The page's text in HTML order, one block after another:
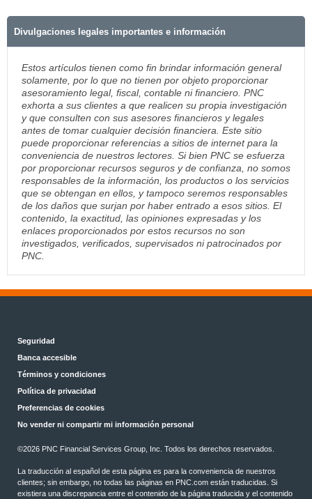
Divulgaciones legales importantes e información
Estos artículos tienen como fin brindar información general
solamente, por lo que no tienen por objeto proporcionar
asesoramiento legal, fiscal, contable ni financiero. PNC
exhorta a sus clientes a que realicen su propia investigación
y que consulten con sus asesores financieros y legales
antes de tomar cualquier decisión financiera. Este sitio
puede proporcionar referencias a sitios de internet para la
conveniencia de nuestros lectores. Si bien PNC se esfuerza
por proporcionar recursos seguros y de confianza, no somos
responsables de la información, los productos o los servicios
que se obtengan en ellos, y tampoco seremos responsables
de los daños que surjan por haber entrado a esos sitios. El
contenido, la exactitud, las opiniones expresadas y los
enlaces proporcionados por estos recursos no son
investigados, verificados, supervisados ni patrocinados por
PNC.
Seguridad
Banca accesible
Términos y condiciones
Política de privacidad
Preferencias de cookies
No vender ni compartir mi información personal
©2026 PNC Financial Services Group, Inc. Todos los derechos reservados.
La traducción al español de esta página es para la conveniencia de nuestros
clientes; sin embargo, no todas las páginas en PNC.com están traducidas. Si
existiera una discrepancia entre el contenido de la página traducida y el contenido